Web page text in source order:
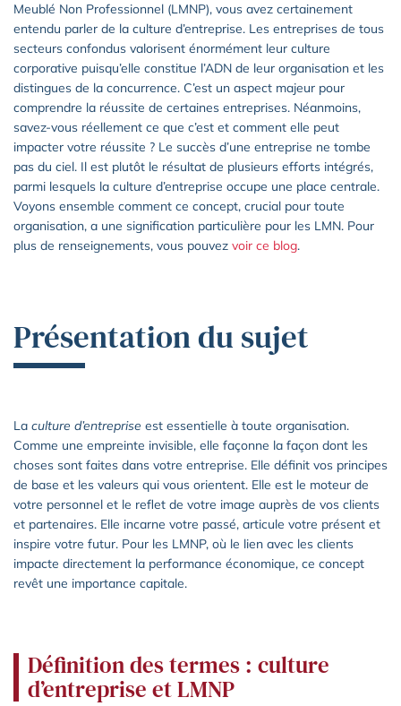
Meublé Non Professionnel (LMNP), vous avez certainement
entendu parler de la culture d’entreprise. Les entreprises de tous
secteurs confondus valorisent énormément leur culture
corporative puisqu’elle constitue l’ADN de leur organisation et les
distingues de la concurrence. C’est un aspect majeur pour
comprendre la réussite de certaines entreprises. Néanmoins,
savez-vous réellement ce que c’est et comment elle peut
impacter votre réussite ? Le succès d’une entreprise ne tombe
pas du ciel. Il est plutôt le résultat de plusieurs efforts intégrés,
parmi lesquels la culture d’entreprise occupe une place centrale.
Voyons ensemble comment ce concept, crucial pour toute
organisation, a une signification particulière pour les LMN. Pour
plus de renseignements, vous pouvez voir ce blog.
Présentation du sujet
La culture d’entreprise est essentielle à toute organisation.
Comme une empreinte invisible, elle façonne la façon dont les
choses sont faites dans votre entreprise. Elle définit vos principes
de base et les valeurs qui vous orientent. Elle est le moteur de
votre personnel et le reflet de votre image auprès de vos clients
et partenaires. Elle incarne votre passé, articule votre présent et
inspire votre futur. Pour les LMNP, où le lien avec les clients
impacte directement la performance économique, ce concept
revêt une importance capitale.
Définition des termes : culture
d’entreprise et LMNP